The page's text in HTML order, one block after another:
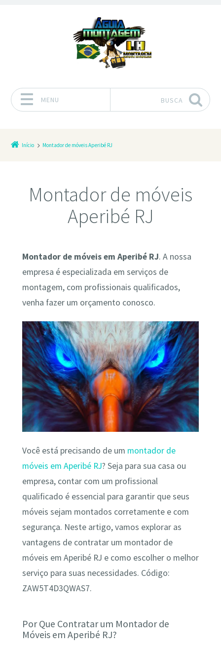
MENU BUSCA
Início Montador de móveis Aperibé RJ
Montador de móveis
Aperibé RJ
Montador de móveis em Aperibé RJ. A nossa
empresa é especializada em serviços de
montagem, com profissionais qualificados,
venha fazer um orçamento conosco.
Você está precisando de um montador de
móveis em Aperibé RJ? Seja para sua casa ou
empresa, contar com um profissional
qualificado é essencial para garantir que seus
móveis sejam montados corretamente e com
segurança. Neste artigo, vamos explorar as
vantagens de contratar um montador de
móveis em Aperibé RJ e como escolher o melhor
serviço para suas necessidades. Código:
ZAW5T4D3QWAS7.
Por Que Contratar um Montador de
Móveis em Aperibé RJ?